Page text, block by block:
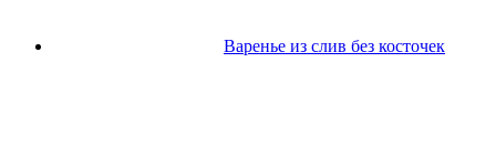
Варенье из слив без косточек